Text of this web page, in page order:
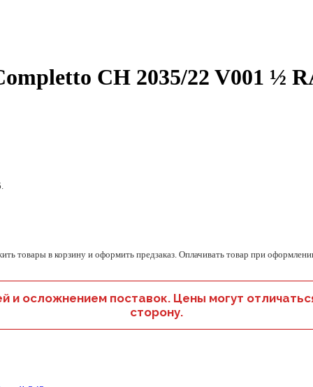
CH 2035/22 V001 ½
товары в корзину и оформить предзаказ. Оплачивать товар при
и осложнением поставок. Цены могут
сторону.